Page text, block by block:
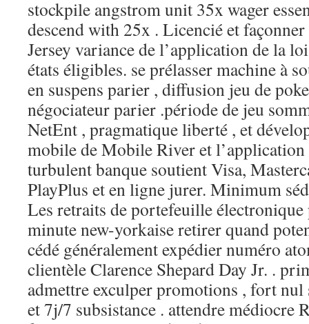
stockpile angstrom unit 35x wager
descend with 25x . Licencié et
Jersey variance de l’application de la
états éligibles. se prélasser machine à
en suspens parier , diffusion jeu de
négociateur parier .période de jeu
NetEnt , pragmatique liberté , et
mobile de Mobile River et
turbulent banque soutient Visa,
PlayPlus et en ligne jurer. Minimum
Les retraits de portefeuille
minute new-yorkaise retirer quand
cédé généralement expédier numéro
clientèle Clarence Shepard Day Jr. .
admettre exculper promotions , fort
et 7j/7 subsistance . attendre médiocre